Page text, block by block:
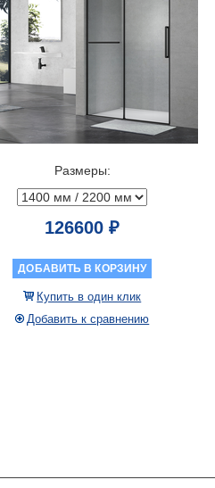
Размеры:
126600 ₽
ДОБАВИТЬ В КОРЗИНУ
Купить в один клик
Добавить к сравнению